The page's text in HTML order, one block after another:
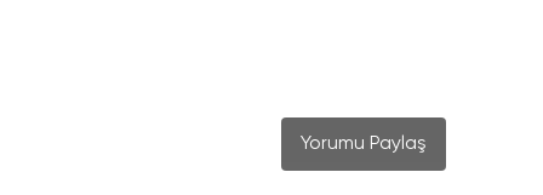
Yorumu Paylaş